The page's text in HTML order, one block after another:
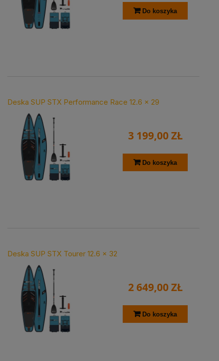
Do koszyka
Deska SUP STX Performance Race 12.6 x 29
3 199,00 ZŁ
Do koszyka
Deska SUP STX Tourer 12.6 x 32
2 649,00 ZŁ
Do koszyka